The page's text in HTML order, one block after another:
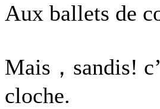
Aux ballets de
Mais，sandis!
cloche.